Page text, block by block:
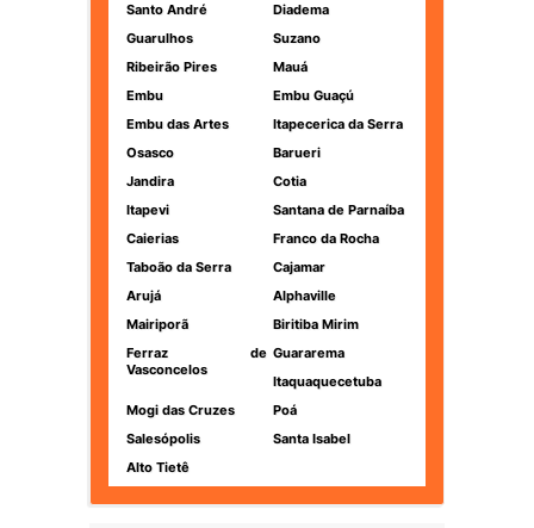
Santo André
Diadema
Guarulhos
Suzano
Ribeirão Pires
Mauá
Embu
Embu Guaçú
Embu das Artes
Itapecerica da Serra
Osasco
Barueri
Jandira
Cotia
Itapevi
Santana de Parnaíba
Caierias
Franco da Rocha
Taboão da Serra
Cajamar
Arujá
Alphaville
Mairiporã
Biritiba Mirim
Ferraz de
Vasconcelos
Guararema
Itaquaquecetuba
Mogi das Cruzes
Poá
Salesópolis
Santa Isabel
Alto Tietê